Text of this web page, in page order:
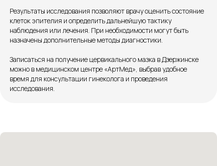
Результаты исследования позволяют врачу оценить состояние
клеток эпителия и определить дальнейшую тактику
наблюдения или лечения. При необходимости могут быть
назначены дополнительные методы диагностики.
Записаться на получение цервикального мазка в Дзержинске
можно в медицинском центре «АртМед», выбрав удобное
время для консультации гинеколога и проведения
исследования.
Пн.-пт. — с 08:00 до 20:00
Сб. — с 08:00 до 18:00
Вс. — с 08:00 до 15:00
Подписывайся